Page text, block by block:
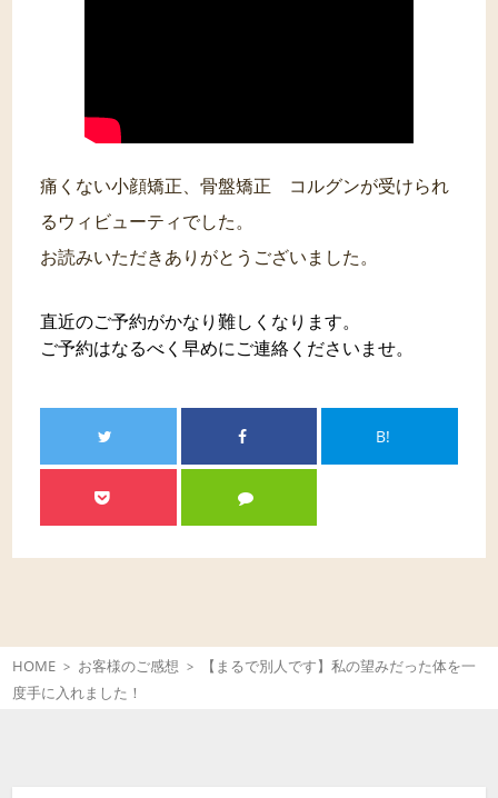
痛くない小顔矯正、骨盤矯正 コルグンが受けられ
るウィビューティでした。
お読みいただきありがとうございました。
直近のご予約がかなり難しくなります。
ご予約はなるべく早めにご連絡くださいませ。
B!
HOME お客様のご感想
【まるで別人です】私の望みだった体を一
度手に入れました！